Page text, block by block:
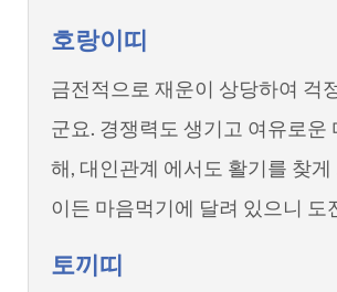
호랑이띠
금전적으로 재운이 상당하여 걱
군요. 경쟁력도 생기고 여유로운
해, 대인관계 에서도 활기를 찾게
이든 마음먹기에 달려 있으니 도
토끼띠